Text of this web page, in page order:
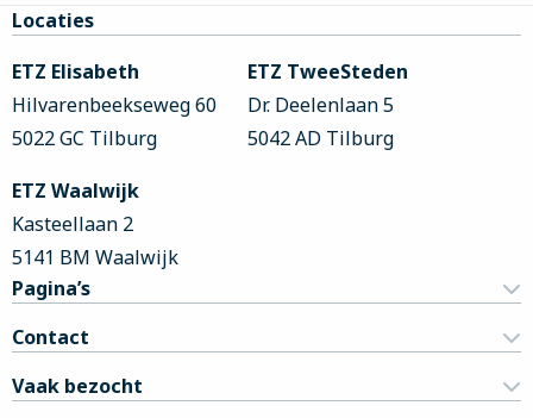
Site
footer
Locaties
ETZ Elisabeth
Hilvarenbeekseweg 60
5022 GC Tilburg
ETZ TweeSteden
Dr. Deelenlaan 5
5042 AD Tilburg
ETZ Waalwijk
Kasteellaan 2
5141 BM Waalwijk
Pagina’s
Contact
Vaak bezocht